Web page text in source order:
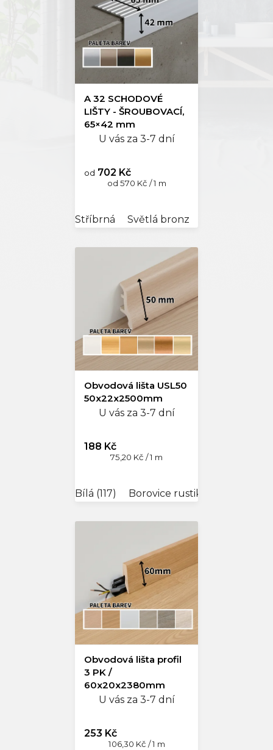
A 32 SCHODOVÉ
LIŠTY - ŠROUBOVACÍ,
65×42 mm
U vás za 3-7 dní
od 702 Kč
Měrná
od 570 Kč / 1 m
Stříbrná Světlá bronz
Obvodová lišta USL50
50x22x2500mm
U vás za 3-7 dní
188 Kč
Měrná
75,20 Kč / 1 m
Bílá (117) Borovice rustikální (658N)
Obvodová lišta profil
3 PK /
60x20x2380mm
U vás za 3-7 dní
253 Kč
Měrná
106,30 Kč / 1 m